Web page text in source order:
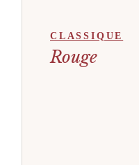
CLASSIQUE
Rouge